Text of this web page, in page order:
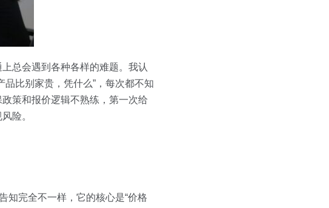
总会遇到各种各样的难题。我认
比别家贵，凭什么”，每次都不知
策和报价逻辑不熟练，第一次给
险。
知完全不一样，它的核心是“价格